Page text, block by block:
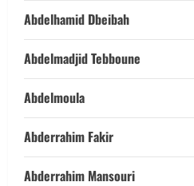
Abdelhamid Dbeibah
Abdelmadjid Tebboune
Abdelmoula
Abderrahim Fakir
Abderrahim Mansouri